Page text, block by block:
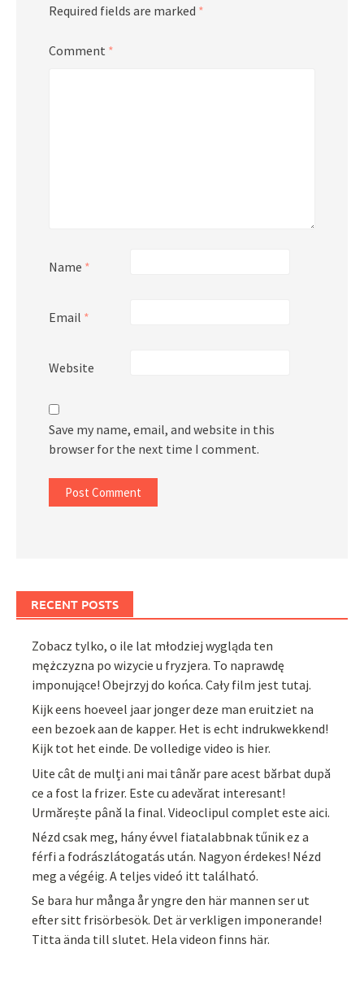
Required fields are marked *
Comment *
Name *
Email *
Website
Save my name, email, and website in this
browser for the next time I comment.
RECENT POSTS
Zobacz tylko, o ile lat młodziej wygląda ten
mężczyzna po wizycie u fryzjera. To naprawdę
imponujące! Obejrzyj do końca. Cały film jest tutaj.
Kijk eens hoeveel jaar jonger deze man eruitziet na
een bezoek aan de kapper. Het is echt indrukwekkend!
Kijk tot het einde. De volledige video is hier.
Uite cât de mulți ani mai tânăr pare acest bărbat după
ce a fost la frizer. Este cu adevărat interesant!
Urmărește până la final. Videoclipul complet este aici.
Nézd csak meg, hány évvel fiatalabbnak tűnik ez a
férfi a fodrászlátogatás után. Nagyon érdekes! Nézd
meg a végéig. A teljes videó itt található.
Se bara hur många år yngre den här mannen ser ut
efter sitt frisörbesök. Det är verkligen imponerande!
Titta ända till slutet. Hela videon finns här.